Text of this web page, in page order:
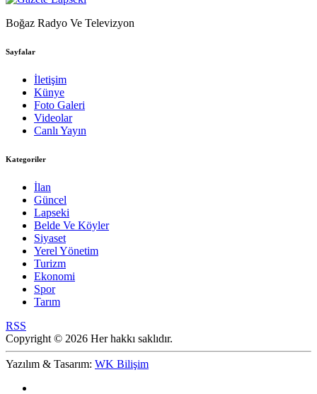
Boğaz Radyo Ve Televizyon
Sayfalar
İletişim
Künye
Foto Galeri
Videolar
Canlı Yayın
Kategoriler
İlan
Güncel
Lapseki
Belde Ve Köyler
Siyaset
Yerel Yönetim
Turizm
Ekonomi
Spor
Tarım
RSS
Copyright © 2026 Her hakkı saklıdır.
Yazılım & Tasarım: WK Bilişim